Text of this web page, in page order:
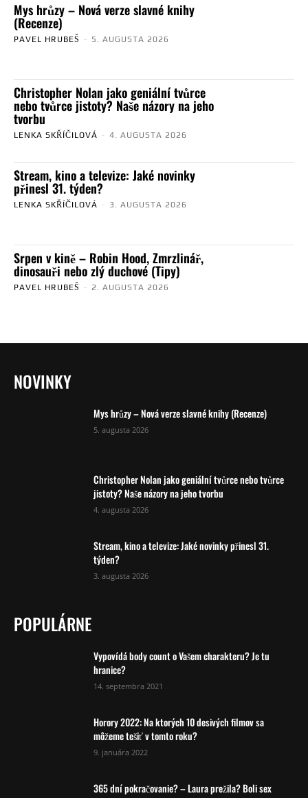
Mys hrůzy – Nová verze slavné knihy
(Recenze)
PAVEL HRUBEŠ - 5. AUGUSTA 2026
Christopher Nolan jako geniální tvůrce
nebo tvůrce jistoty? Naše názory na jeho
tvorbu
LENKA SKŘÍČILOVÁ - 4. AUGUSTA 2026
Stream, kino a televize: Jaké novinky
přinesl 31. týden?
LENKA SKŘÍČILOVÁ - 3. AUGUSTA 2026
Srpen v kině – Robin Hood, Zmrzlinář,
dinosauři nebo zlý duchové (Tipy)
PAVEL HRUBEŠ - 2. AUGUSTA 2026
NOVINKY
Mys hrůzy – Nová verze slavné knihy (Recenze)
5. augusta 2026
Christopher Nolan jako geniální tvůrce nebo tvůrce
jistoty? Naše názory na jeho tvorbu
4. augusta 2026
Stream, kino a televize: Jaké novinky přinesl 31.
týden?
3. augusta 2026
POPULÁRNE
Vypovídá body count o Vašem charakteru? Je tu
hranice?
14. septembra 2021
Horory 2022: Na ktorých 10 desivých filmov sa
môžeme tešiť v tomto roku?
9. januára 2022
365 dní pokračovanie? – Laura prežila? Boli sex